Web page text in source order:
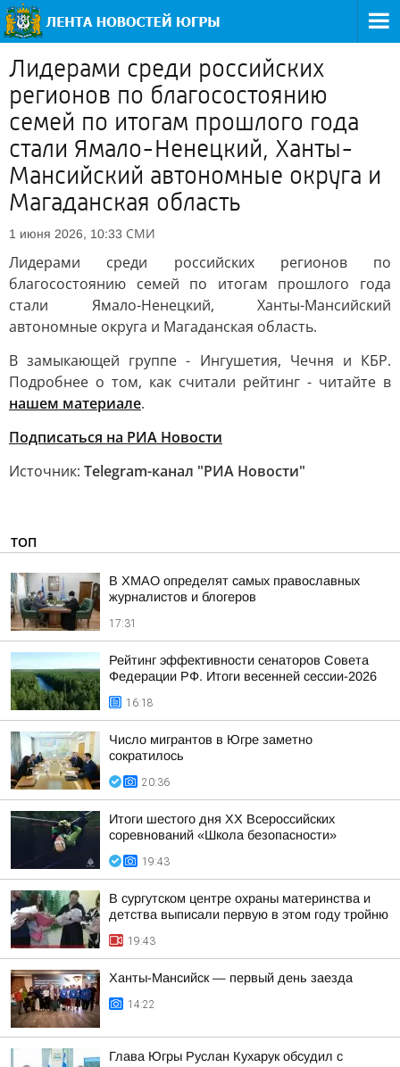
Лидерами среди российских
регионов по благосостоянию
семей по итогам прошлого года
стали Ямало-Ненецкий, Ханты-
Мансийский автономные округа и
Магаданская область
1 июня 2026, 10:33 СМИ
Лидерами среди российских регионов по
благосостоянию семей по итогам прошлого года
стали Ямало-Ненецкий, Ханты-Мансийский
автономные округа и Магаданская область.
В замыкающей группе - Ингушетия, Чечня и КБР.
Подробнее о том, как считали рейтинг - читайте в
нашем материале.
Подписаться на РИА Новости
Источник: Telegram-канал "РИА Новости"
ТОП
В ХМАО определят самых православных
журналистов и блогеров
17:31
Рейтинг эффективности сенаторов Совета
Федерации РФ. Итоги весенней сессии-2026
16:18
Число мигрантов в Югре заметно
сократилось
20:36
Итоги шестого дня XX Всероссийских
соревнований «Школа безопасности»
19:43
В сургутском центре охраны материнства и
детства выписали первую в этом году тройню
19:43
Ханты-Мансийск — первый день заезда
14:22
Глава Югры Руслан Кухарук обсудил с